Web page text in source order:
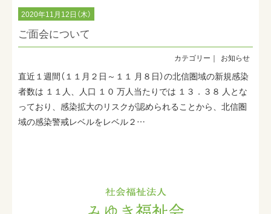
法人案内
お問い合わせ
2020年11月12日（木）
ご面会について
お知らせ
直近１週間（１１月２日～１１ 月８日）の北信圏域の新規感染
者数は １１人、人口 １０ 万人当たりでは １３．３８ 人とな
っており、感染拡大のリスクが認められることから、北信圏
域の感染警戒レベルをレベル２…